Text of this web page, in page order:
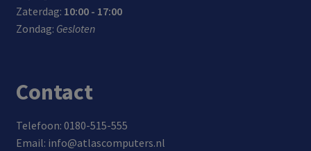
Zaterdag: 10:00 - 17:00
Zondag: Gesloten
Contact
Telefoon: 0180-515-555
Email: info@atlascomputers.nl